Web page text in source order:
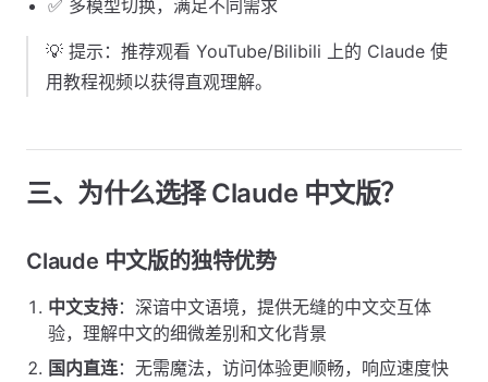
✅ 多模型切换，满足不同需求
💡 提示：推荐观看 YouTube/Bilibili 上的 Claude 使
用教程视频以获得直观理解。
三、为什么选择 Claude 中文版？
Claude 中文版的独特优势
中文支持：深谙中文语境，提供无缝的中文交互体
验，理解中文的细微差别和文化背景
国内直连：无需魔法，访问体验更顺畅，响应速度快